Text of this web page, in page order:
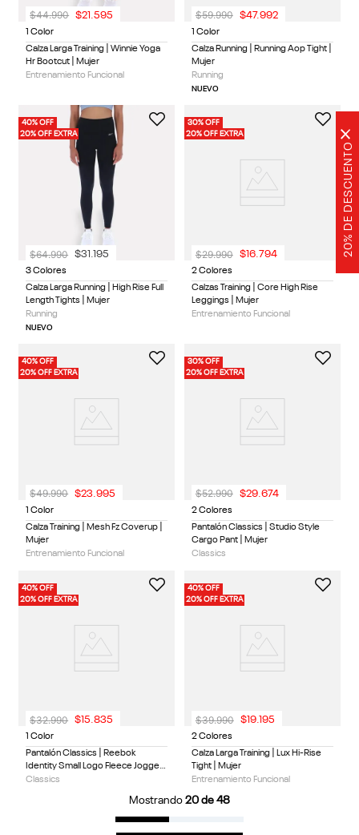
20% DE DESCUENTO
×
1 Color
Calza Larga Training | Winnie Yoga
Hr Bootcut | Mujer
Entrenamiento Funcional
$44.990 $21 .595
1 Color
Calza Running | Running Aop Tight |
Mujer
Running
NUEVO
$59.990 $47.992
40% OFF
20% OFF EXTRA
3 Colores
Calza Larga Running | High Rise Full
Length Tights | Mujer
Running
NUEVO
$64.990 $31 . 195
30% OFF
20% OFF EXTRA
2 Colores
Calzas Training | Core High Rise
Leggings | Mujer
Entrenamiento Funcional
$29.990 $16.794
40% OFF
20% OFF EXTRA
1 Color
Calza Training | Mesh Fz Coverup |
Mujer
Entrenamiento Funcional
$49.990 $23.995
30% OFF
20% OFF EXTRA
2 Colores
Pantalón Classics | Studio Style
Cargo Pant | Mujer
Classics
$52.990 $29.674
40% OFF
20% OFF EXTRA
1 Color
Pantalón Classics | Reebok
Identity Small Logo Fleece Jogger
| Mujer
Classics
$32.990 $ 15.835
40% OFF
20% OFF EXTRA
2 Colores
Calza Larga Training | Lux Hi-Rise
Tight | Mujer
Entrenamiento Funcional
$39.990 $19.195
Mostrando 20 de 48